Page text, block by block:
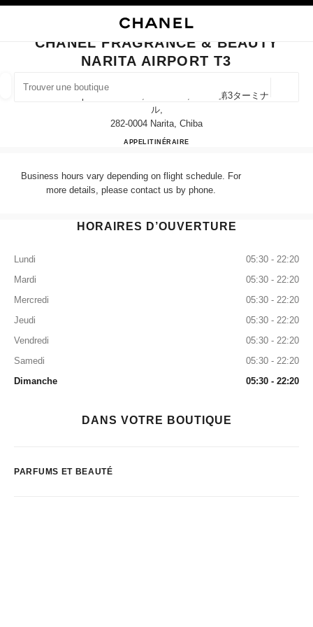
TROUVER UNE BOUTIQUE
Les suggestions sont affichées sous cette barre de recherche
0 Suggestions disponibles
FERMER LA FICHE BOUTIQUE CHANEL FRAGRANCE & BEAUTY NARITA
CHANEL FRAGRANCE & BEAUTY
NARITA AIRPORT T3
Narita Airport Terminal 3, Narita-Shi, Chiba 第3ターミナ
ル,
282-0004 Narita, Chiba
APPEL0120-191-625
ITINÉRAIRECHANEL FRAGRANCE &
Business hours vary depending on flight schedule. For
more details, please contact us by phone.
HORAIRES D’OUVERTURE
Lundi
05:30 - 22:20
Mardi
05:30 - 22:20
Mercredi
05:30 - 22:20
Jeudi
05:30 - 22:20
Vendredi
05:30 - 22:20
Samedi
05:30 - 22:20
Dimanche
05:30 - 22:20
DANS VOTRE BOUTIQUE
PARFUMS ET BEAUTÉ
LUNETTES HORLOGERIE ET JOAILLERIE